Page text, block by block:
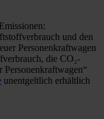
und den
Personenkraftwagen
die CO₂-
Personenkraftwagen“
unentgeltlich erhältlich